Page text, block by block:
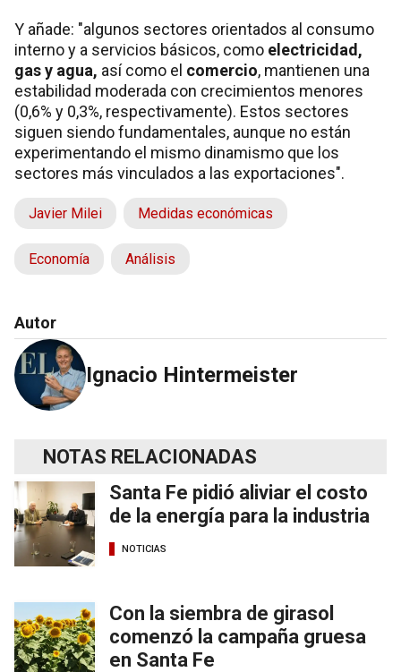
Y añade: "algunos sectores orientados al consumo
interno y a servicios básicos, como electricidad,
gas y agua, así como el comercio, mantienen una
estabilidad moderada con crecimientos menores
(0,6% y 0,3%, respectivamente). Estos sectores
siguen siendo fundamentales, aunque no están
experimentando el mismo dinamismo que los
sectores más vinculados a las exportaciones".
Javier Milei Medidas económicas
Economía Análisis
Autor
Ignacio Hintermeister
NOTAS RELACIONADAS
Santa Fe pidió aliviar el costo
de la energía para la industria
NOTICIAS
Con la siembra de girasol
comenzó la campaña gruesa
en Santa Fe